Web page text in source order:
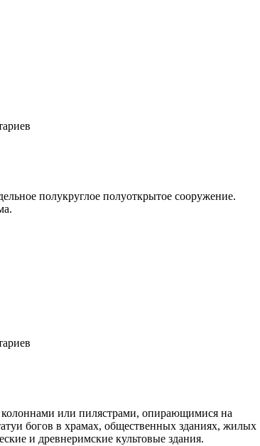
полукруглое полуоткрытое сооружение.
или пилястрами, опирающимися на
богов в храмах, общественных зданиях, жилых
и древнеримские культовые здания.